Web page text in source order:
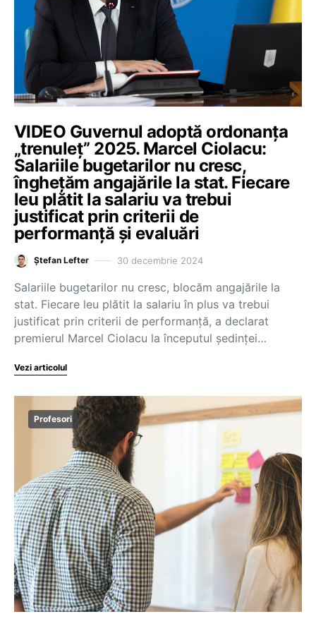
VIDEO Guvernul adoptă ordonanța
„trenuleț” 2025. Marcel Ciolacu:
Salariile bugetarilor nu cresc,
înghețăm angajările la stat. Fiecare
leu plătit la salariu va trebui
justificat prin criterii de
performanță și evaluări
Ștefan Lefter 30 decembrie 2024
Salariile bugetarilor nu cresc, blocăm angajările la
stat. Fiecare leu plătit la salariu în plus va trebui
justificat prin criterii de performanță, a declarat
premierul Marcel Ciolacu la începutul ședinței…
Vezi articolul
Profesori